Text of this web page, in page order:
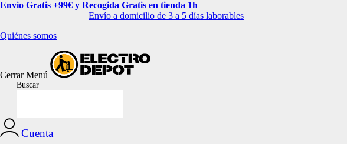
Envio Gratis +99€ y Recogida Gratis en tienda 1h
Envío a domicilio de 3 a 5 días laborables
Quiénes somos
CerrarMenú
Buscar
Cuenta